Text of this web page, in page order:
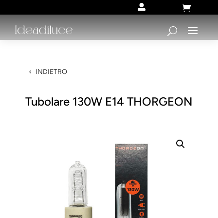
 
INDIETRO
Tubolare 130W E14 THORGEON